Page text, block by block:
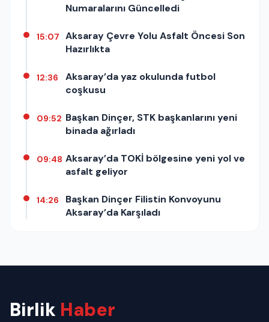
Numaralarını Güncelledi
15:07
Aksaray Çevre Yolu Asfalt Öncesi Son
Hazırlıkta
12:36
Aksaray’da yaz okulunda futbol
coşkusu
09:52 Başkan Dinçer, STK başkanlarını yeni
binada ağırladı
09:48 Aksaray’da TOKİ bölgesine yeni yol ve
asfalt geliyor
14:26
Başkan Dinçer Filistin Konvoyunu
Aksaray’da Karşıladı
Birlik Haber